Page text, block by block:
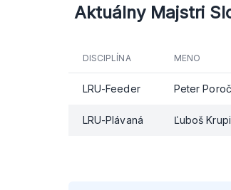
Aktuálny Majstri
DISCIPLÍNA MENO
LRU-Feeder Peter
LRU-Plávaná Ľuboš